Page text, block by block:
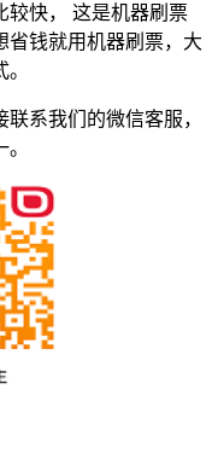
较快， 这是机器刷票
省钱就用机器刷票，大
系我们的微信客服，